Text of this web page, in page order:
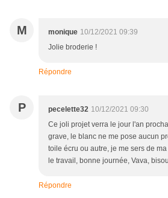
M monique 10/12/2021 09:39
Jolie broderie !
Répondre
P pecelette32 10/12/2021 09:30
Ce joli projet verra le jour l'an
grave, le blanc ne me pose aucun
toile écru ou autre, je me sers de
le travail, bonne journée, Vava,
Répondre